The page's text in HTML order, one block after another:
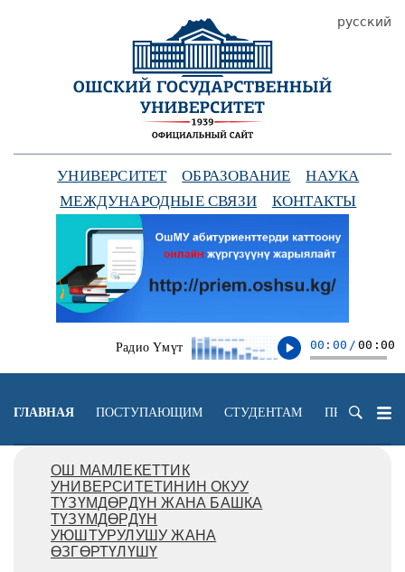
УНИВЕРСИТЕТ ОБРАЗОВАНИЕ
НАУКА
МЕЖДУНАРОДНЫЕ СВЯЗИ
КОНТАКТЫ
Радио Үмүт 00:00 / 00:00
русский
ГЛАВНАЯ ПОСТУПАЮЩИМ СТУДЕНТАМ
ОШ МАМЛЕКЕТТИК
УНИВЕРСИТЕТИНИН ОКУУ
ТҮЗҮМДӨРДҮН ЖАНА БАШКА
ТҮЗҮМДӨРДҮН
УЮШТУРУЛУШУ ЖАНА
ӨЗГӨРТҮЛҮШҮ